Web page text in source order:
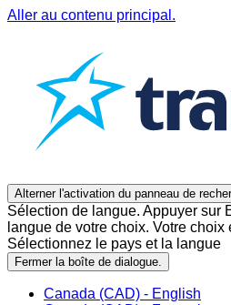
Aller au contenu principal.
Alterner l'activation du panneau de
Sélection de langue. Appuyer sur
langue de votre choix. Votre choix
Sélectionnez le pays et la langue
Fermer la boîte de dialogue.
Canada (CAD) - English